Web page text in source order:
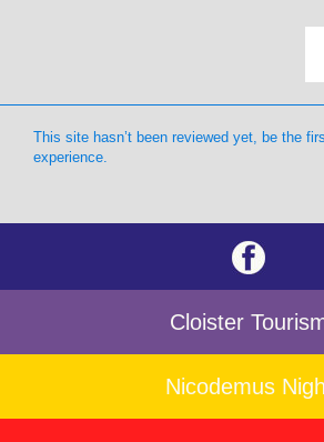
This site hasn’t been reviewed yet, be the
experience.
Cloister
Nicodemus